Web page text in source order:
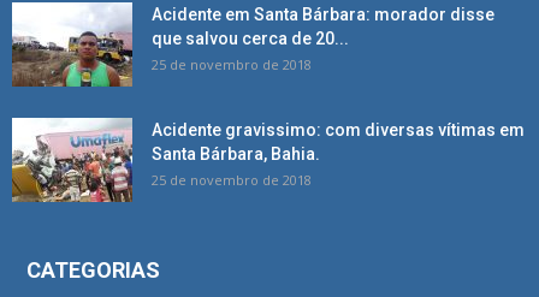
Acidente em Santa Bárbara: morador disse
que salvou cerca de 20...
25 de novembro de 2018
Acidente gravissimo: com diversas vítimas em
Santa Bárbara, Bahia.
25 de novembro de 2018
CATEGORIAS